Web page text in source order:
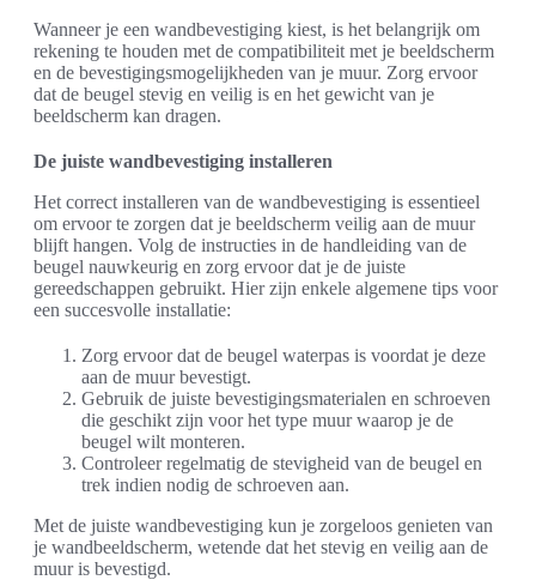
Wanneer je een wandbevestiging kiest, is het belangrijk om
rekening te houden met de compatibiliteit met je beeldscherm
en de bevestigingsmogelijkheden van je muur. Zorg ervoor
dat de beugel stevig en veilig is en het gewicht van je
beeldscherm kan dragen.
De juiste wandbevestiging installeren
Het correct installeren van de wandbevestiging is essentieel
om ervoor te zorgen dat je beeldscherm veilig aan de muur
blijft hangen. Volg de instructies in de handleiding van de
beugel nauwkeurig en zorg ervoor dat je de juiste
gereedschappen gebruikt. Hier zijn enkele algemene tips voor
een succesvolle installatie:
Zorg ervoor dat de beugel waterpas is voordat je deze
aan de muur bevestigt.
Gebruik de juiste bevestigingsmaterialen en schroeven
die geschikt zijn voor het type muur waarop je de
beugel wilt monteren.
Controleer regelmatig de stevigheid van de beugel en
trek indien nodig de schroeven aan.
Met de juiste wandbevestiging kun je zorgeloos genieten van
je wandbeeldscherm, wetende dat het stevig en veilig aan de
muur is bevestigd.